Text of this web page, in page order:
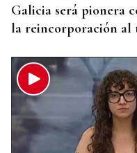
Galicia será pionera
la reincorporación al